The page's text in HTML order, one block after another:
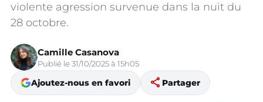
violente agression survenue dans la nuit du
28 octobre.
Camille Casanova
Publié le 31/10/2025 à 15h05
Ajoutez-nous en favori share Partager